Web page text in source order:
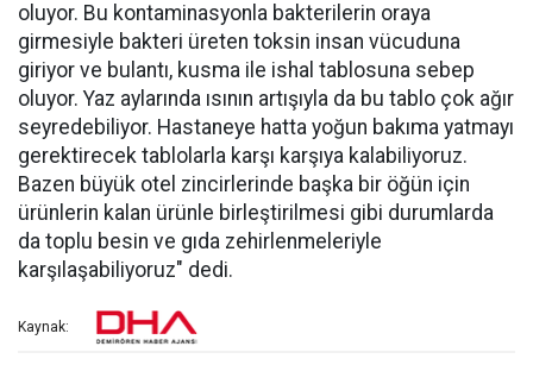
oluyor. Bu kontaminasyonla bakterilerin oraya
girmesiyle bakteri üreten toksin insan vücuduna
giriyor ve bulantı, kusma ile ishal tablosuna sebep
oluyor. Yaz aylarında ısının artışıyla da bu tablo çok ağır
seyredebiliyor. Hastaneye hatta yoğun bakıma yatmayı
gerektirecek tablolarla karşı karşıya kalabiliyoruz.
Bazen büyük otel zincirlerinde başka bir öğün için
ürünlerin kalan ürünle birleştirilmesi gibi durumlarda
da toplu besin ve gıda zehirlenmeleriyle
karşılaşabiliyoruz" dedi.
Kaynak: